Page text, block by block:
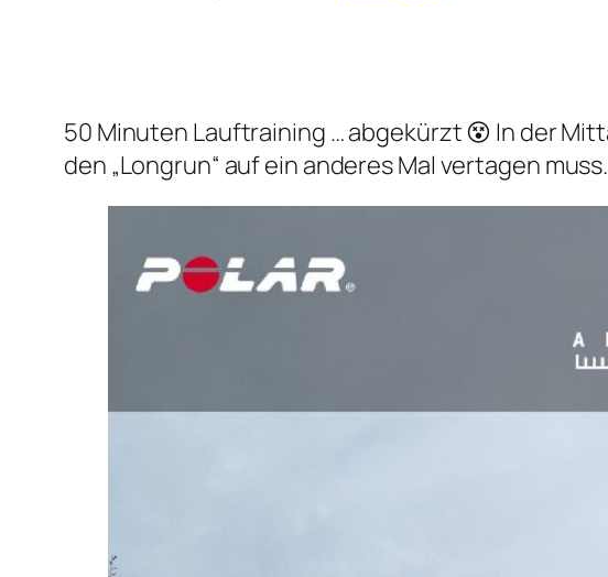
50 Minuten Lauftraining … abgekürzt 😵 In der
den „Longrun“ auf ein anderes Mal vertagen muss.